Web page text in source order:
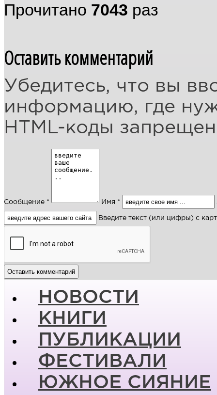
Прочитано 7043 раз
Оставить комментарий
Убедитесь, что вы
информацию, где
HTML-коды
Сообщение * Имя *
Введите текст (или цифры) с
НОВОСТИ
КНИГИ
ПУБЛИКАЦИИ
ФЕСТИВАЛИ
ЮЖНОЕ СИЯНИЕ